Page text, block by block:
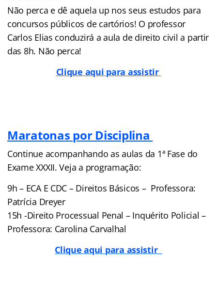
Não perca e dê aquela up nos seus estudos para
concursos públicos de cartórios! O professor
Carlos Elias conduzirá a aula de direito civil a partir
das 8h. Não perca!
Clique aqui para assistir
Maratonas por Disciplina
Continue acompanhando as aulas da 1ª Fase do
Exame XXXII. Veja a programação:
9h – ECA E CDC – Direitos Básicos – Professora:
Patrícia Dreyer
15h -Direito Processual Penal – Inquérito Policial –
Professora: Carolina Carvalhal
Clique aqui para assistir